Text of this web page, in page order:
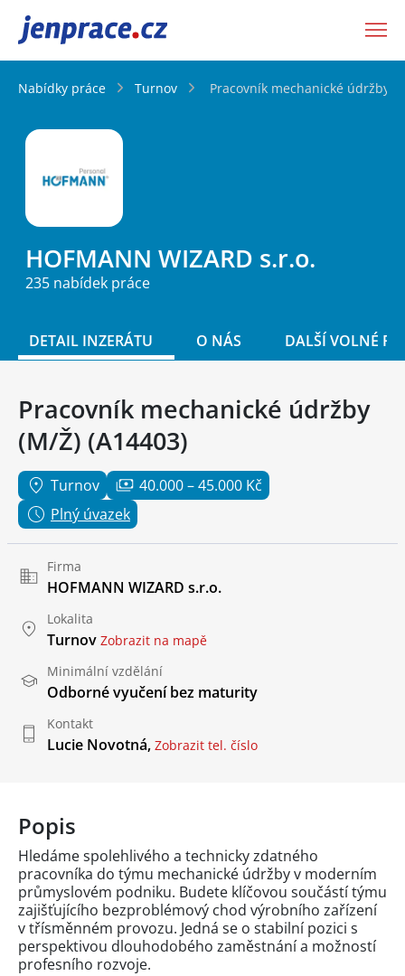
JenPráce.cz
Nabídky práce Turnov Pracovník mechanické údržby
HOFMANN WIZARD s.r.o.
235 nabídek práce
DETAIL INZERÁTU O NÁS DALŠÍ VOLNÉ
Pracovník mechanické údržby
(M/Ž) (A14403)
Turnov
40.000 – 45.000 Kč
Plný úvazek
Firma
HOFMANN WIZARD s.r.o.
Lokalita
Turnov Zobrazit na mapě
Minimální vzdělání
Odborné vyučení bez maturity
Kontakt
Lucie Novotná, Zobrazit tel. číslo
Popis
Hledáme spolehlivého a technicky zdatného
pracovníka do týmu mechanické údržby v moderním
průmyslovém podniku. Budete klíčovou součástí týmu
zajišťujícího bezproblémový chod výrobního zařízení
v třísměnném provozu. Jedná se o stabilní pozici s
perspektivou dlouhodobého zaměstnání a možností
profesního rozvoje.